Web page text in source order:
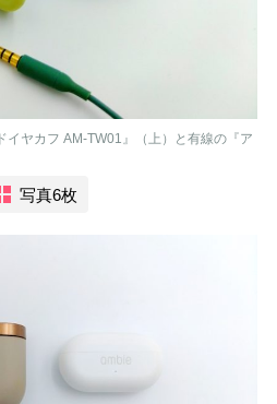
イヤカフ AM-TW01』（上）と有線の『ア
写真6枚